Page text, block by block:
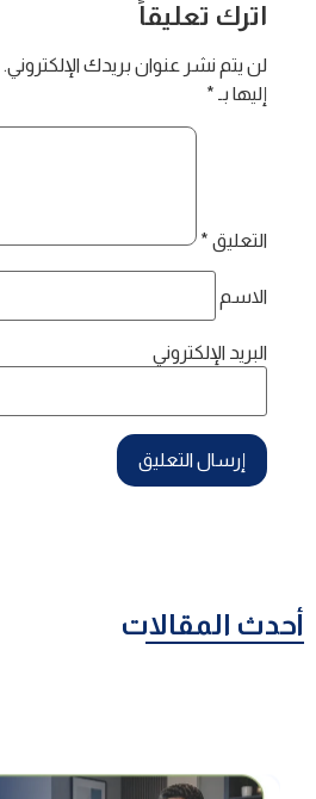
اترك تعليقاً
لن يتم نشر عنوان بريدك الإلكتروني.
إليها بـ *
التعليق *
الاسم
البريد الإلكتروني
أحدث المقالات